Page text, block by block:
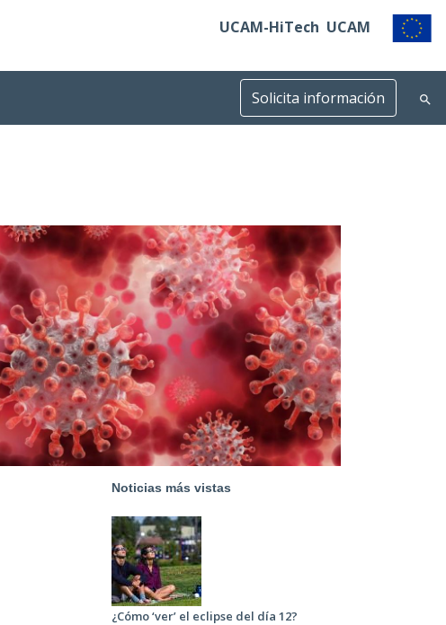
UCAM-HiTech UCAM
Solicita información
Noticias más vistas
¿Cómo ‘ver’ el eclipse del día 12?